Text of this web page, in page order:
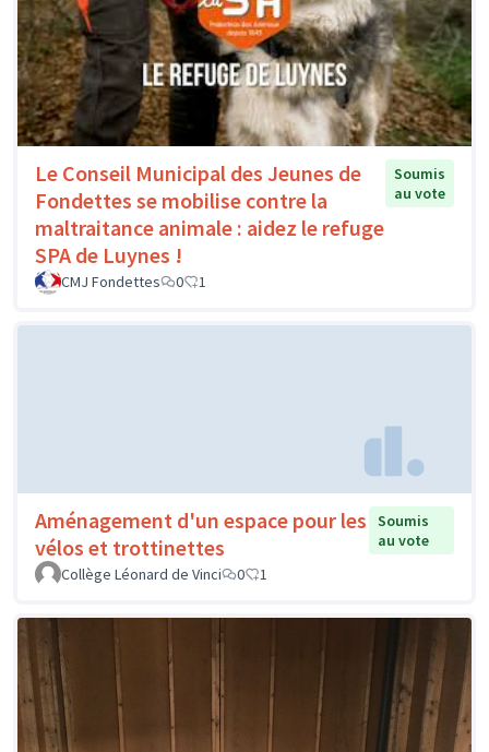
Le Conseil Municipal des Jeunes de
Fondettes se mobilise contre la
maltraitance animale : aidez le refuge
SPA de Luynes !
Soumis
au vote
CMJ Fondettes 0 1
Aménagement d'un espace pour les
vélos et trottinettes
Soumis
au vote
Collège Léonard de Vinci
0 1